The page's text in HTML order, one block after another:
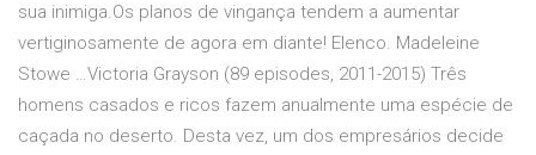
sua inimiga.Os planos de vingança tendem a aumentar
vertiginosamente de agora em diante! Elenco. Madeleine
Stowe …Victoria Grayson (89 episodes, 2011-2015) Três
homens casados e ricos fazem anualmente uma espécie de
caçada no deserto. Desta vez, um dos empresários decide